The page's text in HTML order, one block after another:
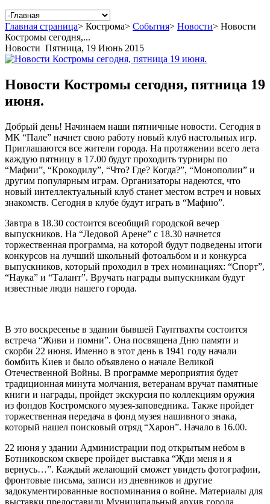
Главная страница> Кострома> События> Новости> Новости
Костромы сегодня,...
Новости Пятница, 19 Июнь 2015
Новости Костромы сегодня, пятница 19
июня.
Добрый день! Начинаем наши пятничные новости. Сегодня в
МК “Пале” начнет свою работу новый клуб настольных игр.
Приглашаются все жители города. На протяжении всего лета
каждую пятницу в 17.00 будут проходить турниры по
“Мафии”, “Крокодилу”, “Что? Где? Когда?”, “Монополии” и
другим популярным играм. Организаторы надеются, что
новый интеллектуальный клуб станет местом встреч и новых
знакомств. Сегодня в клубе будут играть в “Мафию”.
Завтра в 18.30 состоится всеобщий городской вечер
выпускников. На “Ледовой Арене” с 18.30 начнется
торжественная программа, на которой будут подведены итоги
конкурсов на лучший школьный фотоальбом и и конкурса
выпускников, который проходил в трех номинациях: “Спорт”,
“Наука” и “Талант”. Вручать награды выпускникам будут
известные люди нашего города.
В это воскресенье в здании бывшей Гауптвахты состоится
встреча “Живи и помни”. Она посвящена Дню памяти и
скорби 22 июня. Именно в этот день в 1941 году начали
бомбить Киев и было объявлено о начале Великой
Отечественной Войны. В программе мероприятия будет
традиционная минута молчания, ветеранам вручат памятные
книги и награды, пройдет экскурсия по коллекциям оружия
из фондов Костромского музея-заповедника. Также пройдет
торжественная передача в фонд музея нашивного знака,
который нашел поисковый отряд “Харон”. Начало в 16.00.
22 июня у здании Администрации под открытым небом в
Ботниковском сквере пройдет выставка “Жди меня и я
вернусь…”. Каждый желающий сможет увидеть фотографии,
фронтовые письма, записи из дневников и другие
задокументированные воспоминания о войне. Материалы для
выставки предоставили Муниципальный архив города,